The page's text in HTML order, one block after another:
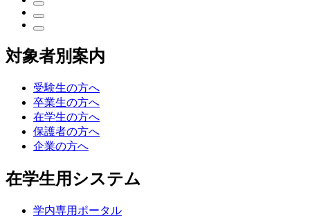
対象者別案内
受験生の方へ
卒業生の方へ
在学生の方へ
保護者の方へ
企業の方へ
在学生用システム
学内専用ポータル